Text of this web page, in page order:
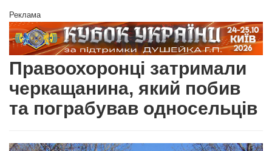
Реклама
Правоохоронці затримали
черкащанина, який побив
та пограбував односельців